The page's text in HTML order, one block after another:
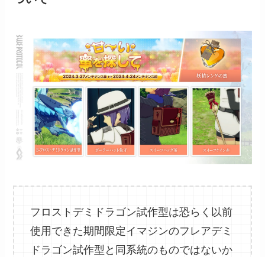
フロストデミドラゴン試作型は恐らく以前
使用できた期間限定イマジンのフレアデミ
ドラゴン試作型と同系統のものではないか